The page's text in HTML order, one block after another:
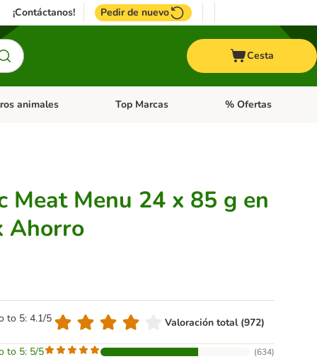
¡Contáctanos! Pedir de nuevo
Cesta
y +
de categoria abierto: Pájaros
animales Menú de categoria abierto: Otros animales
Top Marcas Menú de categoria
% Ofertas
Meat Menu 24 x 85 g en
Ahorro
to 5: 4.1/5 Valoración total (972)
to 5: 5/5 (634)